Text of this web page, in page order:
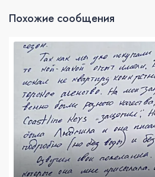
Похожие сообщения